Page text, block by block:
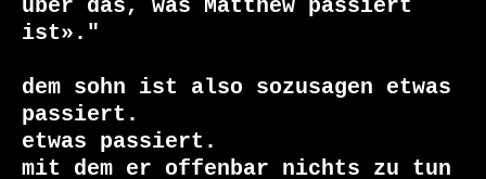
über das, was Matthew passiert
ist»."
dem sohn ist also sozusagen etwas
passiert.
etwas passiert.
mit dem er offenbar nichts zu tun